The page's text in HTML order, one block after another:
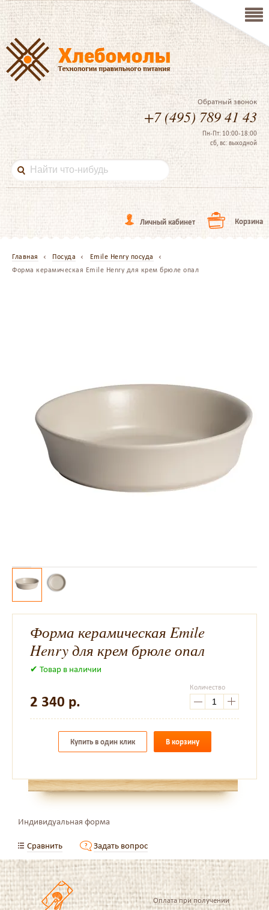
Обратный звонок
+7 (495) 789 41 43
Пн-Пт: 10:00-18:00
сб, вс: выходной
Личный кабинет Корзина
Главная Посуда
Emile Henry посуда
Форма керамическая Emile Henry для крем брюле опал
Форма керамическая Emile
Henry для крем брюле опал
✔ Товар в наличии
2 340 р.
Количество
Купить в один клик В корзину
Индивидуальная форма
Сравнить Задать вопрос
Оплата при получении